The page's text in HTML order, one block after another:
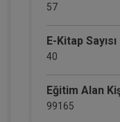
57
E-Kitap Sayısı
40
Eğitim Alan
99165